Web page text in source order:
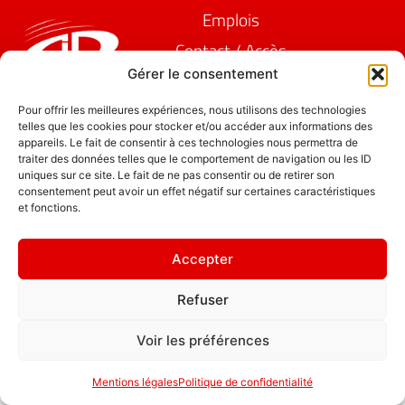
Gérer le consentement
Pour offrir les meilleures expériences, nous utilisons des technologies
telles que les cookies pour stocker et/ou accéder aux informations des
appareils. Le fait de consentir à ces technologies nous permettra de
traiter des données telles que le comportement de navigation ou les ID
uniques sur ce site. Le fait de ne pas consentir ou de retirer son
consentement peut avoir un effet négatif sur certaines caractéristiques
et fonctions.
Accepter
Refuser
Voir les préférences
Mentions légalesPolitique de confidentialité
Emplois
Contact / Accès
Mentions légales
" Mieux vaut
habiter une
maison en L
qu'un château
hanté. "
GDL Construction
2026
6, Rue des
Planches
ZA La Croix de
Pierre